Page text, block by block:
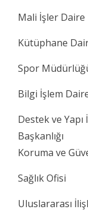
Mali İşler Daire
Kütüphane
Spor
Bilgi İşlem
Destek ve
Başkanlığı
Koruma ve
Sağlık Ofisi
Uluslararası